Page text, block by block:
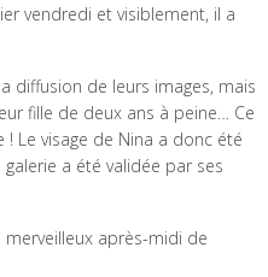
vendredi et visiblement, il a
diffusion de leurs images, mais
fille de deux ans à peine… Ce
Le visage de Nina a donc été
a été validée par ses
après-midi de